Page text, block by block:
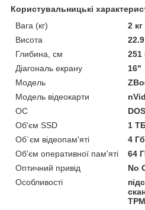
Користувальницькі
Вага (кг)
2 кг
Висота
Глибина, см
Діагональ екрану
16"
Мoдель
Модель відеокарти
ОС
DOS
Об'єм SSD
1
Об`єм відеопам'яті
4 Гб
Об'єм оперативної пам'яті
64
Оптичний привід
No
Особливості